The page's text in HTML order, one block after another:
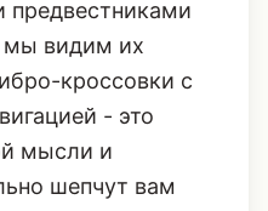
Энерго-
, о которых мы
видим их
кроссовки с